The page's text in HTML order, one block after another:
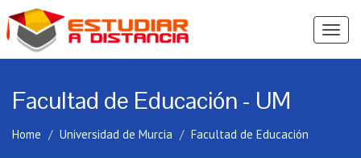
Ver
Facultad de Educación - UM
Home Universidad de Murcia Facultad de Educación